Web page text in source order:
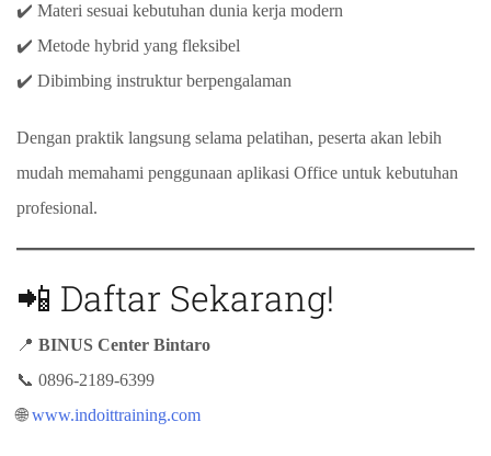
✔️ Materi sesuai kebutuhan dunia kerja modern
✔️ Metode hybrid yang fleksibel
✔️ Dibimbing instruktur berpengalaman
Dengan praktik langsung selama pelatihan, peserta akan lebih
mudah memahami penggunaan aplikasi Office untuk kebutuhan
profesional.
📲 Daftar Sekarang!
📍 BINUS Center Bintaro
📞 0896-2189-6399
🌐www.indoittraining.com